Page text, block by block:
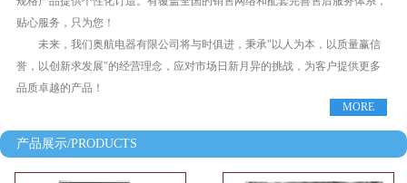
贴心服务，只为您！
未来，我们奥航电器有限公司将与时俱进，秉承"以人为本，以质量赢信
誉，以创新求发展"的经营理念，应对市场日新月异的挑战，为客户提供更多
品质卓越的产品！
MORE
产品展示/PRODUCTS